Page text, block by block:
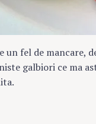
un fel de mancare,
galbiori ce ma